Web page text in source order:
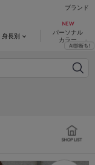
ブランド
身長別
パーソナル
カラー